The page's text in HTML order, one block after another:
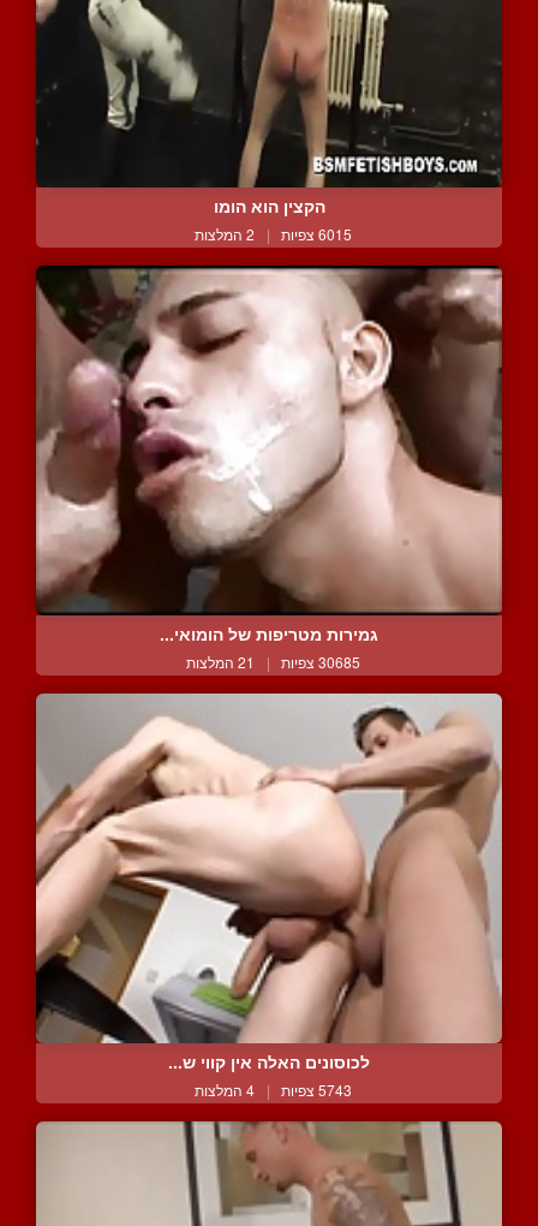
הקצין הוא הומו
6015 צפיות | 2 המלצות
גמירות מטריפות של הומואי...
30685 צפיות | 21 המלצות
לכוסונים האלה אין קווי ש...
5743 צפיות | 4 המלצות